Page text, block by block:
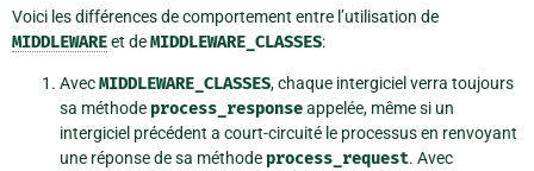
Voici les différences de comportement entre l’utilisation de
MIDDLEWAREet deMIDDLEWARE_CLASSES:
AvecMIDDLEWARE_CLASSES, chaque intergiciel verra toujours
sa méthode process_responseappelée, même si un
intergiciel précédent a court-circuité le processus en renvoyant
une réponse de sa méthode process_request. Avec